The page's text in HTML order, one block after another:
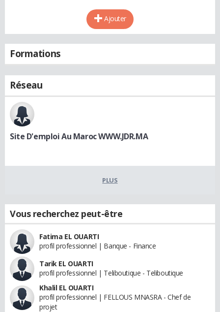
Ajouter
Formations
Réseau
Site D'emploi Au Maroc WWW.JDR.MA
PLUS
Vous recherchez peut-être
Fatima EL OUARTI
profil professionnel | Banque - Finance
Tarik EL OUARTI
profil professionnel | Teliboutique - Teliboutique
Khalil EL OUARTI
profil professionnel | FELLOUS MNASRA - Chef de
projet